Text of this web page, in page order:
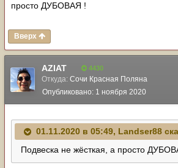
просто ДУБОВАЯ !
Вверх
AZIAT 4430
Откуда: Сочи Красная Поляна
Опубликовано: 1 ноября 2020
01.11.2020 в 05:49, Landser88
Подвеска не жёсткая, а просто